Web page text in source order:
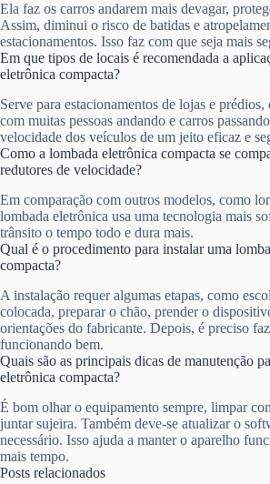
Ela faz os carros andarem mais devagar,
Assim, diminui o risco de batidas e
estacionamentos. Isso faz com que seja mais
Em que tipos de locais é recomendada a
eletrônica compacta?
Serve para estacionamentos de lojas e
com muitas pessoas andando e carros
velocidade dos veículos de um jeito eficaz e
Como a lombada eletrônica compacta se
redutores de velocidade?
Em comparação com outros modelos, como
lombada eletrônica usa uma tecnologia mais
trânsito o tempo todo e dura mais.
Qual é o procedimento para instalar uma
compacta?
A instalação requer algumas etapas, como
colocada, preparar o chão, prender o
orientações do fabricante. Depois, é preciso
funcionando bem.
Quais são as principais dicas de manutenção
eletrônica compacta?
É bom olhar o equipamento sempre, limpar
juntar sujeira. Também deve-se atualizar o
necessário. Isso ajuda a manter o aparelho
mais tempo.
Posts relacionados